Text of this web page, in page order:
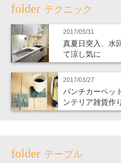
テクニック
2017/05/31
真夏日突入、水
て涼し気に
2017/03/27
パンチカーペッ
ンテリア雑貨作
テーブル